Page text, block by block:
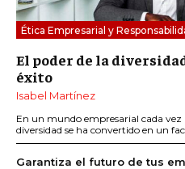
Ética Empresarial y
El poder de la
éxito
Isabel Martínez
En un mundo empresarial cada
diversidad se ha convertido en un
Garantiza el futuro de tus